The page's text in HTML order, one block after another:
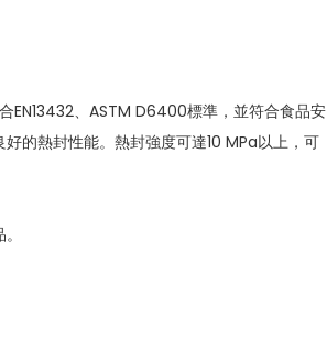
EN13432、ASTM D6400標準，並符合食品安
的熱封性能。熱封強度可達10 MPa以上，可